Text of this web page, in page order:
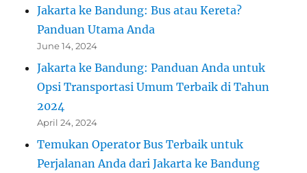
Jakarta ke Bandung: Bus atau Kereta?
Panduan Utama Anda
June 14, 2024
Jakarta ke Bandung: Panduan Anda untuk
Opsi Transportasi Umum Terbaik di Tahun
2024
April 24, 2024
Temukan Operator Bus Terbaik untuk
Perjalanan Anda dari Jakarta ke Bandung